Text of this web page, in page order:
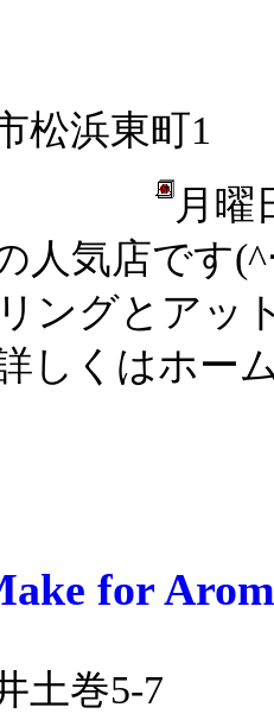
松浜東町1
月曜
人気店です
ングとアッ
しくはホー
for
土巻5-7